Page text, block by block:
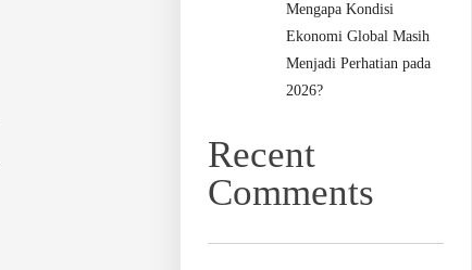
Mengapa Kondisi
Ekonomi Global Masih
Menjadi Perhatian pada
2026?
Recent
Comments